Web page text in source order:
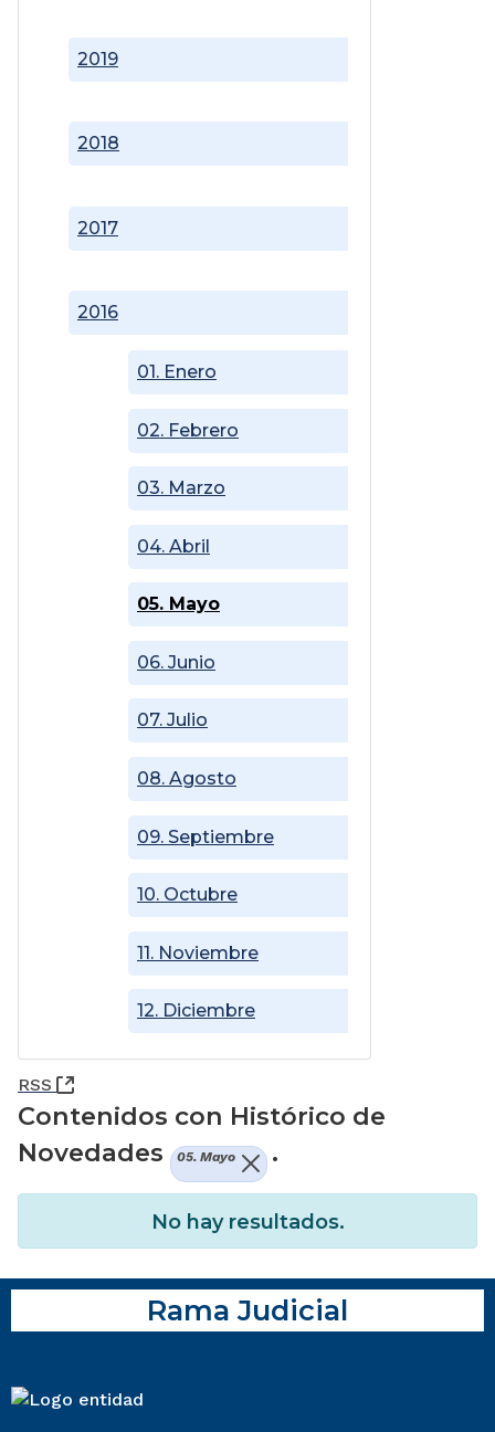
2016
01. Enero
02. Febrero
03. Marzo
04. Abril
05. Mayo
06. Junio
07. Julio
08. Agosto
09. Septiembre
10. Octubre
11. Noviembre
12. Diciembre
2017
2018
2019
RSS (Abre una nueva ventana)
Contenidos con Histórico de
Novedades
05. Mayo .
No hay resultados.
Rama Judicial